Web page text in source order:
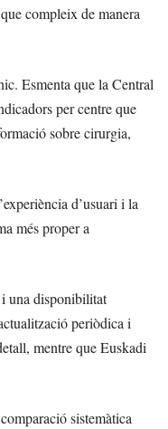
compleix de manera
Esmenta que la Central
per centre que
sobre cirurgia,
d’usuari i la
més proper a
una disponibilitat
periòdica i
mentre que Euskadi
sistemàtica